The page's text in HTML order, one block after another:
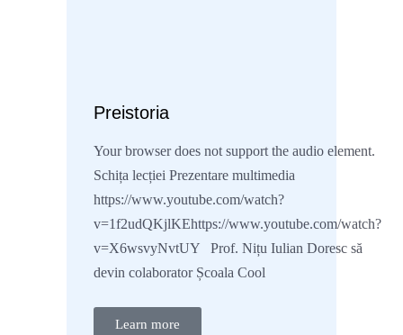
Preistoria
Your browser does not support the audio element.
Schița lecției Prezentare multimedia
https://www.youtube.com/watch?
v=1f2udQKjlKEhttps://www.youtube.com/watch?
v=X6wsvyNvtUY Prof. Nițu Iulian Doresc să
devin colaborator Școala Cool
Learn more